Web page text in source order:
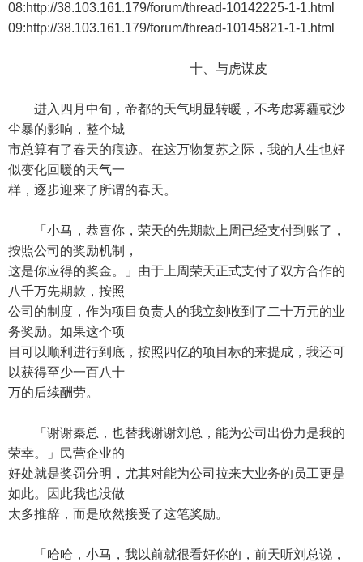
08:http://38.103.161.179/forum/thread-10142225-1-1.html
09:http://38.103.161.179/forum/thread-10145821-1-1.html
十、与虎谋皮
进入四月中旬，帝都的天气明显转暖，不考虑雾霾或沙
尘暴的影响，整个城
市总算有了春天的痕迹。在这万物复苏之际，我的人生也好
似变化回暖的天气一
样，逐步迎来了所谓的春天。
「小马，恭喜你，荣天的先期款上周已经支付到账了，
按照公司的奖励机制，
这是你应得的奖金。」由于上周荣天正式支付了双方合作的
八千万先期款，按照
公司的制度，作为项目负责人的我立刻收到了二十万元的业
务奖励。如果这个项
目可以顺利进行到底，按照四亿的项目标的来提成，我还可
以获得至少一百八十
万的后续酬劳。
「谢谢秦总，也替我谢谢刘总，能为公司出份力是我的
荣幸。」民营企业的
好处就是奖罚分明，尤其对能为公司拉来大业务的员工更是
如此。因此我也没做
太多推辞，而是欣然接受了这笔奖励。
「哈哈，小马，我以前就很看好你的，前天听刘总说，